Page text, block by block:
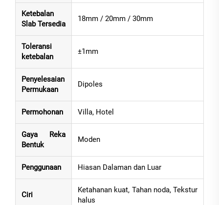
Ketebalan
Slab Tersedia
18mm / 20mm / 30mm
Toleransi
ketebalan
±1mm
Penyelesaian
Permukaan
Dipoles
Permohonan Villa, Hotel
Gaya Reka
Bentuk
Moden
Penggunaan Hiasan Dalaman dan Luar
Ciri
Ketahanan kuat, Tahan noda, Tekstur
halus